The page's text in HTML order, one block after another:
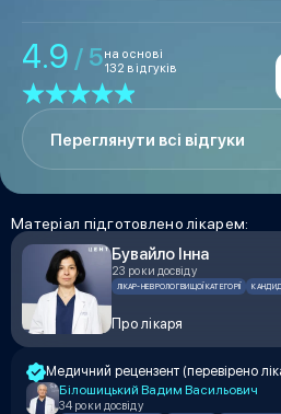
4.9 / 5на основі
132 відгуків
Переглянути всі відгуки
Матеріал підготовлено лікарем:
Бувайло Інна
23 роки досвіду
ЛІКАР-НЕВРОЛОГ ВИЩОЇ КАТЕГОРІЇ
Про лікаря
Медичний рецензент (перевірено
Білошицький Вадим Васильович
34 роки досвіду